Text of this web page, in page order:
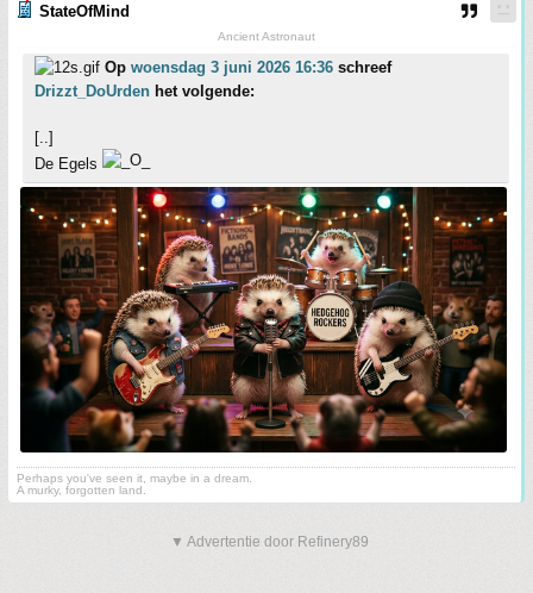
StateOfMind
Ancient Astronaut
Op woensdag 3 juni 2026 16:36 schreef
Drizzt_DoUrden het volgende:
[..]
De Egels
Perhaps you've seen it, maybe in a dream.
A murky, forgotten land.
▼ Advertentie door Refinery89